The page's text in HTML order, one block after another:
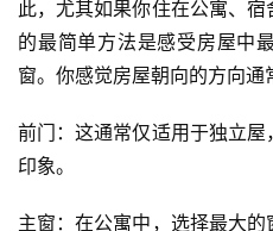
此，尤其如果你住在公寓、
的最简单方法是感受房屋中
窗。你感觉房屋朝向的方向通
前门：这通常仅适用于独立
印象。
主窗：在公寓中，选择最大